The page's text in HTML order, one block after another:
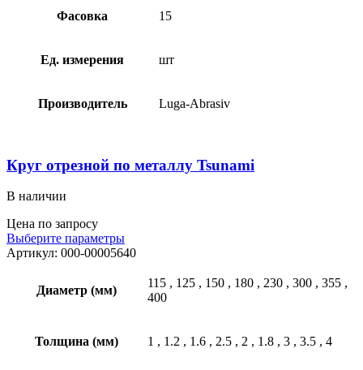
Фасовка 15
Ед. измерения шт
Производитель Luga-Abrasiv
Круг отрезной по металлу Tsunami
В наличии
Цена по запросу
Выберите параметры
Артикул: 000-00005640
Диаметр (мм)
115 , 125 , 150 , 180 , 230 , 300 , 355 ,
400
Толщина (мм) 1 , 1.2 , 1.6 , 2.5 , 2 , 1.8 , 3 , 3.5 , 4